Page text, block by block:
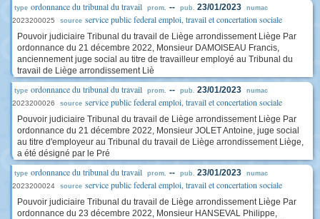
type ordonnance du tribunal du travail prom. -- pub. 23/01/2023 numac
2023200025 source service public federal emploi, travail et concertation sociale
Pouvoir judiciaire Tribunal du travail de Liège arrondissement Liège Par
ordonnance du 21 décembre 2022, Monsieur DAMOISEAU Francis,
anciennement juge social au titre de travailleur employé au Tribunal du
travail de Liège arrondissement Liè
type ordonnance du tribunal du travail prom. -- pub. 23/01/2023 numac
2023200026 source service public federal emploi, travail et concertation sociale
Pouvoir judiciaire Tribunal du travail de Liège arrondissement Liège Par
ordonnance du 21 décembre 2022, Monsieur JOLET Antoine, juge social
au titre d'employeur au Tribunal du travail de Liège arrondissement Liège,
a été désigné par le Pré
type ordonnance du tribunal du travail prom. -- pub. 23/01/2023 numac
2023200024 source service public federal emploi, travail et concertation sociale
Pouvoir judiciaire Tribunal du travail de Liège arrondissement Liège Par
ordonnance du 23 décembre 2022, Monsieur HANSEVAL Philippe,